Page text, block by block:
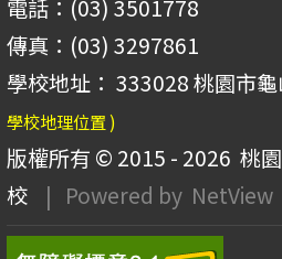
電話：(03) 3501778
傳真：(03) 3297861
學校地址： 333028 桃園市
學校地理位置 )
版權所有 © 2015 - 2026 桃
校
| Powered by NetView